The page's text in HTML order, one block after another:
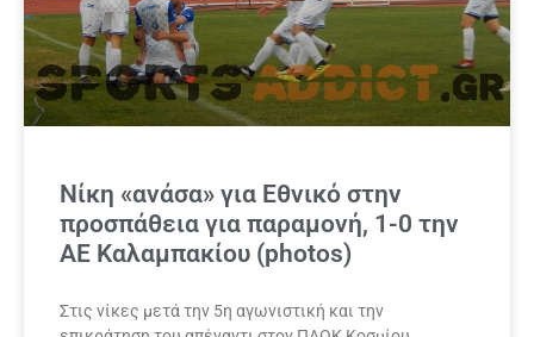
Νίκη «ανάσα» για Εθνικό στην
προσπάθεια για παραμονή, 1-0 την
ΑΕ Καλαμπακίου (photos)
Στις νίκες μετά την 5η αγωνιστική και την